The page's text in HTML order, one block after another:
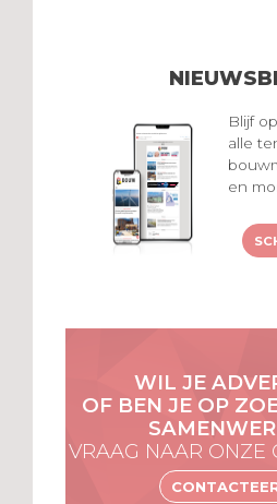
Blijf
alle
en
WIL JE
OF BEN JE OP
VRAAG NAAR ONZE